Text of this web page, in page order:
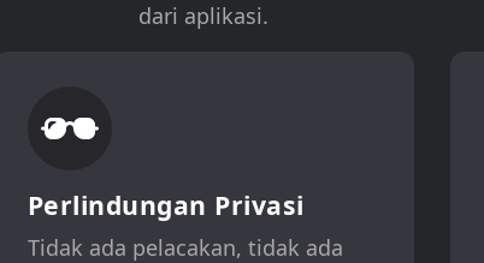
dari aplikasi.
Perlindungan Privasi
Tidak ada pelacakan, tidak ada